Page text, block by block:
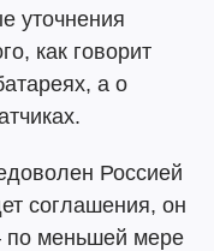
уточнения
как говорит
а о
Россией
соглашения, он
по меньшей мере